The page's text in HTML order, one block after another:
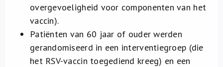
overgevoeligheid voor componenten van het
vaccin).
Patiënten van 60 jaar of ouder werden
gerandomiseerd in een interventiegroep (die
het RSV-vaccin toegediend kreeg) en een